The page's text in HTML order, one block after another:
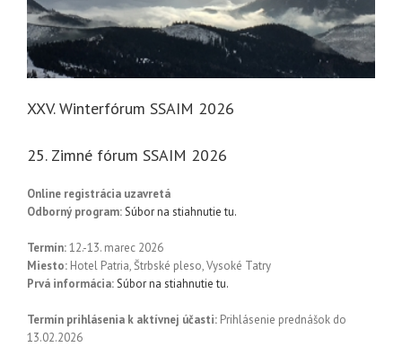
XXV. Winterfórum SSAIM 2026
25. Zimné fórum SSAIM 2026
Online registrácia uzavretá
Odborný program:Súbor na stiahnutie tu.
Termín:12.-13. marec 2026
Miesto: Hotel Patria, Štrbské pleso, Vysoké Tatry
Prvá informácia:Súbor na stiahnutie tu.
Termín prihlásenia k aktívnej účasti: Prihlásenie prednášok do
13.02.2026